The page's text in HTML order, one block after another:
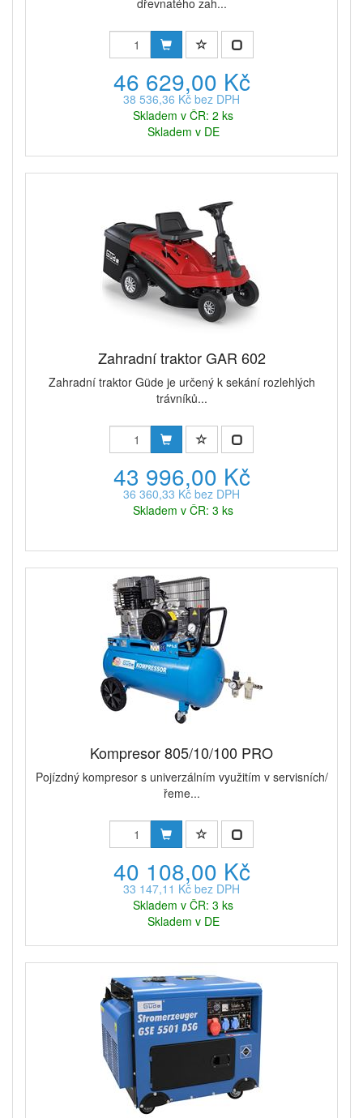
dřevnatého zah...
46 629,00 Kč
38 536,36 Kč bez DPH
Skladem v ČR: 2 ks
Skladem v DE
Zahradní traktor GAR 602
Zahradní traktor Güde je určený k sekání rozlehlých
trávníků...
43 996,00 Kč
36 360,33 Kč bez DPH
Skladem v ČR: 3 ks
Kompresor 805/10/100 PRO
Pojízdný kompresor s univerzálním využitím v servisních/
řeme...
40 108,00 Kč
33 147,11 Kč bez DPH
Skladem v ČR: 3 ks
Skladem v DE